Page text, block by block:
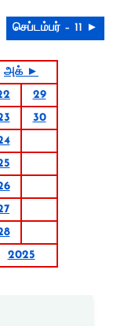
செப்டம்பர் – 11 ►
அக் ►
29
30
2025